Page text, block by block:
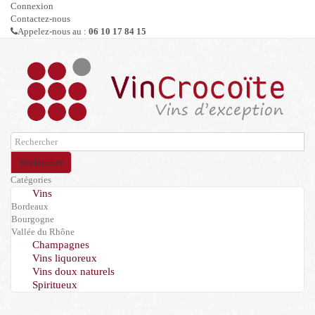
Connexion
Contactez-nous
Appelez-nous au : 06 10 17 84 15
Rechercher
Catégories
Vins
Bordeaux
Bourgogne
Vallée du Rhône
Champagnes
Vins liquoreux
Vins doux naturels
Spiritueux